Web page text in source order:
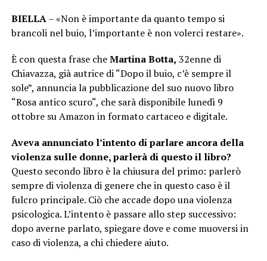
BIELLA– «Non è importante da quanto tempo si
brancoli nel buio, l’importante è non volerci restare».
È con questa frase cheMartina Botta, 32enne di
Chiavazza, già autrice di “Dopo il buio, c’è sempre il
sole”, annuncia la pubblicazione del suo nuovo libro
“Rosa antico scuro“, che sarà disponibile lunedì 9
ottobre su Amazon in formato cartaceo e digitale.
Aveva annunciato l’intento di parlare ancora della
violenza sulle donne, parlerà di questo il libro?
Questo secondo libro è la chiusura del primo: parlerò
sempre di violenza di genere che in questo caso è il
fulcro principale. Ciò che accade dopo una violenza
psicologica. L’intento è passare allo step successivo:
dopo averne parlato, spiegare dove e come muoversi in
caso di violenza, a chi chiedere aiuto.